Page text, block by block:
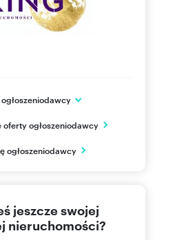
Pokaż telefon
oferty ogłoszeniodawcy
ogłoszeniodawcy
jeszcze swojej
nieruchomości?